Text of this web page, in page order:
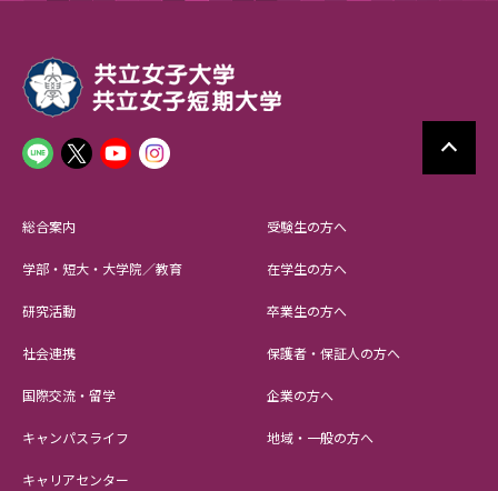
総合案内
学部・短大・大学院／教育
研究活動
社会連携
国際交流・留学
キャンパスライフ
キャリアセンター
受験生の方へ
在学生の方へ
卒業生の方へ
保護者・保証人の方へ
企業の方へ
地域・一般の方へ